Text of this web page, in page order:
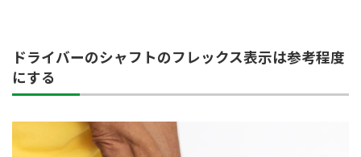
ドライバーのシャフトのフレックス表示は参考程度
にする